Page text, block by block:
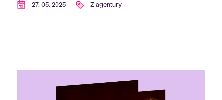
27. 05. 2025 Z agentury